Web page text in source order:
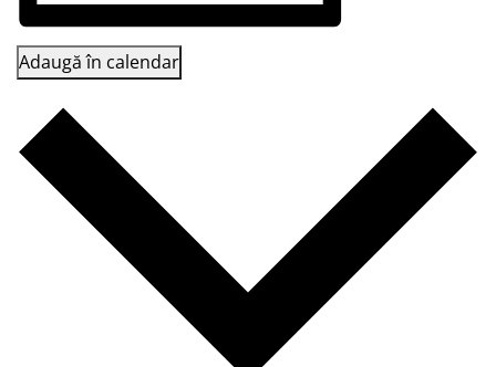
Adaugă în calendar